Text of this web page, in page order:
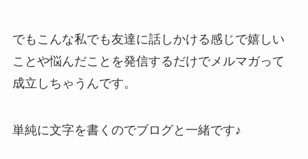
でもこんな私でも友達に話しかける感じで嬉しい
ことや悩んだことを発信するだけでメルマガって
成立しちゃうんです。
単純に文字を書くのでブログと一緒です♪